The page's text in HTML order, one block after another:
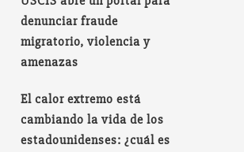
denunciar fraude
migratorio, violencia y
amenazas
El calor extremo está
cambiando la vida de los
estadounidenses: ¿cuál es